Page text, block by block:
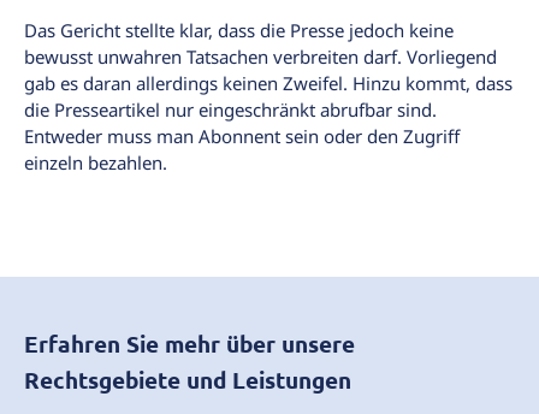
Das Gericht stellte klar, dass die Presse jedoch keine
bewusst unwahren Tatsachen verbreiten darf. Vorliegend
gab es daran allerdings keinen Zweifel. Hinzu kommt, dass
die Presseartikel nur eingeschränkt abrufbar sind.
Entweder muss man Abonnent sein oder den Zugriff
einzeln bezahlen.
Erfahren Sie mehr über unsere
Rechtsgebiete und Leistungen